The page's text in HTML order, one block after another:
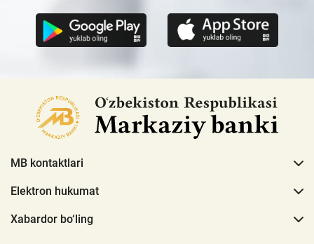
MB kontaktlari
Elektron hukumat
Xabardor bo‘ling